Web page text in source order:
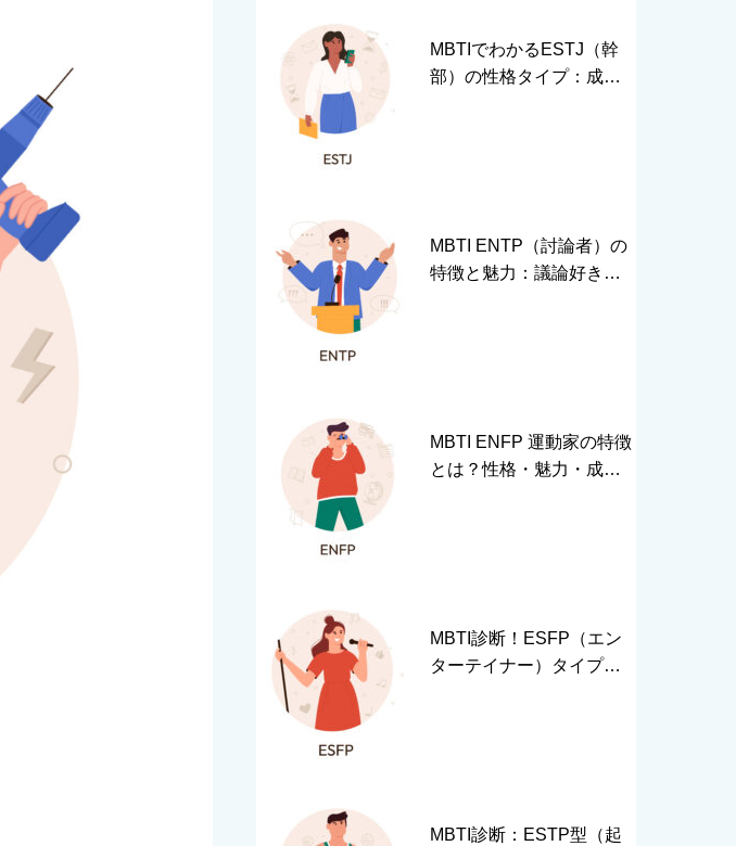
MBTIでわかるESTJ（幹
部）の性格タイプ：成功
MBTI ENTP（討論者）の
特徴と魅力：議論好きな
MBTI ENFP 運動家の特徴
とは？性格・魅力・成長
MBTI診断！ESFP（エン
ターテイナー）タイプが
MBTI診断：ESTP型（起